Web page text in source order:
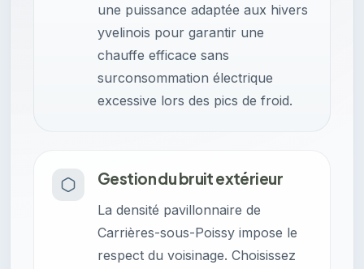
une puissance adaptée aux hivers
yvelinois pour garantir une
chauffe efficace sans
surconsommation électrique
excessive lors des pics de froid.
Gestion du bruit extérieur
La densité pavillonnaire de
Carrières-sous-Poissy impose le
respect du voisinage. Choisissez